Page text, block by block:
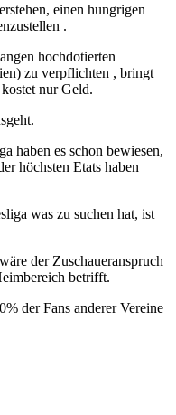
einen hungrigen
.
hochdotierten
zu verpflichten , bringt
nur Geld.
haben es schon bewiesen,
höchsten Etats haben
was zu suchen hat, ist
der Zuschaueranspruch
betrifft.
der Fans anderer Vereine